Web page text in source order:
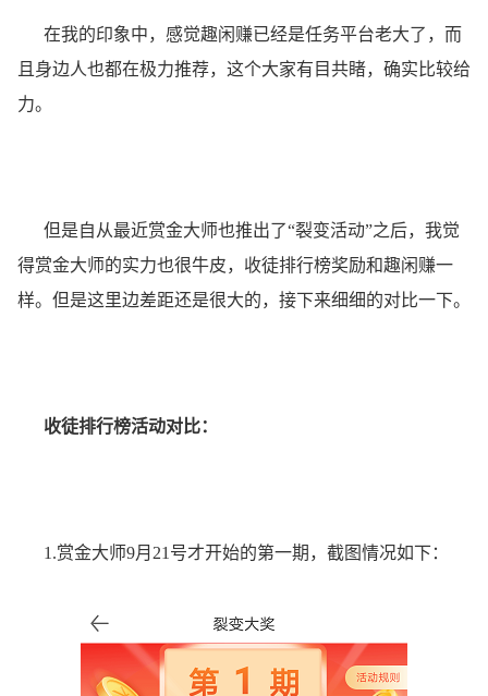
在我的印象中，感觉趣闲赚已经是任务平台老大了，而
且身边人也都在极力推荐，这个大家有目共睹，确实比较给
力。
但是自从最近赏金大师也推出了“裂变活动”之后，我觉
得赏金大师的实力也很牛皮，收徒排行榜奖励和趣闲赚一
样。但是这里边差距还是很大的，接下来细细的对比一下。
收徒排行榜活动对比：
1.赏金大师9月21号才开始的第一期，截图情况如下：